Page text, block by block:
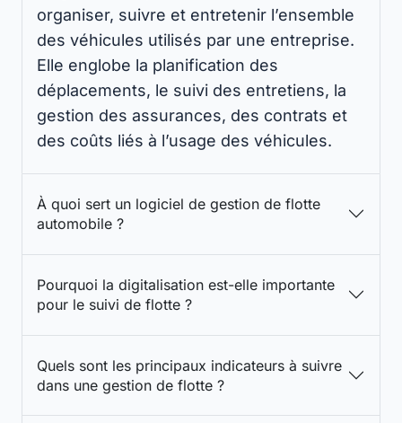
organiser, suivre et entretenir l’ensemble
des véhicules utilisés par une entreprise.
Elle englobe la planification des
déplacements, le suivi des entretiens, la
gestion des assurances, des contrats et
des coûts liés à l’usage des véhicules.
À quoi sert un logiciel de gestion de flotte
automobile ?
Pourquoi la digitalisation est-elle importante
pour le suivi de flotte ?
Quels sont les principaux indicateurs à suivre
dans une gestion de flotte ?